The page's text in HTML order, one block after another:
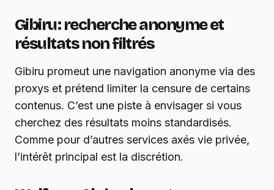
Gibiru : recherche anonyme et
résultats non filtrés
Gibiru promeut une navigation anonyme via des
proxys et prétend limiter la censure de certains
contenus. C’est une piste à envisager si vous
cherchez des résultats moins standardisés.
Comme pour d’autres services axés vie privée,
l’intérêt principal est la discrétion.